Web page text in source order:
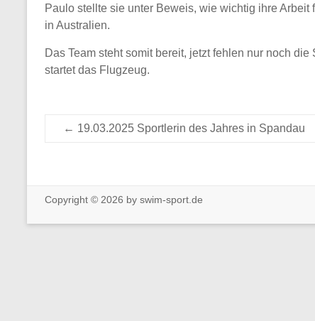
Paulo stellte sie unter Beweis, wie wichtig ihre
in Australien.
Das Team steht somit bereit, jetzt fehlen nur noch
startet das Flugzeug.
← 19.03.2025 Sportlerin des Jahres in Spandau
Copyright © 2026 by swim-sport.de